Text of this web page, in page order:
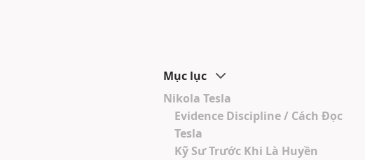
Mục lục
Nikola Tesla
Evidence Discipline / Cách Đọc
Tesla
Kỹ Sư Trước Khi Là Huyền